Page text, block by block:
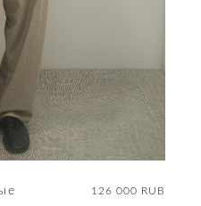
126 000 RUB